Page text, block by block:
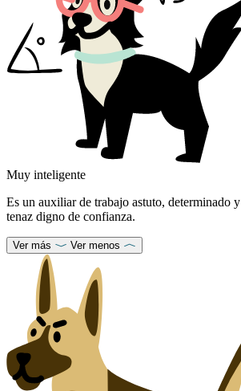
Muy inteligente
Es un auxiliar de trabajo astuto, determinado y
tenaz digno de confianza.
Ver más Ver menos